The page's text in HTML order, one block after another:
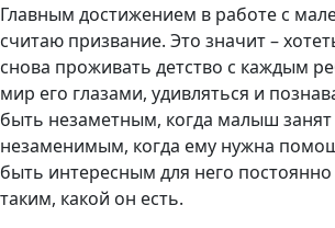
Главным достижением в работе с
считаю призвание. Это значит –
снова проживать детство с каждым
мир его глазами, удивляться и
быть незаметным, когда малыш
незаменимым, когда ему нужна
быть интересным для него
таким, какой он есть.